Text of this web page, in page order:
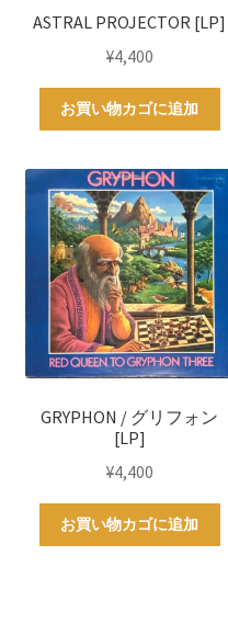
ASTRAL PROJECTOR [LP]
¥4,400
お買い物カゴに追加
GRYPHON / グリフォン
[LP]
¥4,400
お買い物カゴに追加